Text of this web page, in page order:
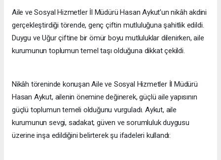
Aile ve Sosyal Hizmetler İl Müdürü Hasan Aykut’un nikâh akdini
gerçekleştirdiği törende, genç çiftin mutluluğuna şahitlik edildi.
Duygu ve Uğur çiftine bir ömür boyu mutluluklar dilenirken, aile
kurumunun toplumun temel taşı olduğuna dikkat çekildi.
Nikâh töreninde konuşan Aile ve Sosyal Hizmetler İl Müdürü
Hasan Aykut, ailenin önemine değinerek, güçlü aile yapısının
güçlü toplumun temeli olduğunu vurguladı. Aykut, aile
kurumunun sevgi, sadakat, güven ve sorumluluk duygusu
üzerine inşa edildiğini belirterek şu ifadeleri kullandı: